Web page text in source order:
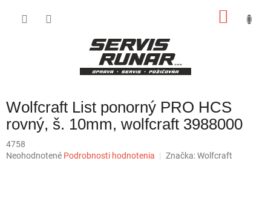
Wolfcraft List ponorný PRO HCS
rovný, š. 10mm, wolfcraft 3988000
4758
Priemerné
Neohodnotené Podrobnosti hodnotenia Značka:Wolfcraft